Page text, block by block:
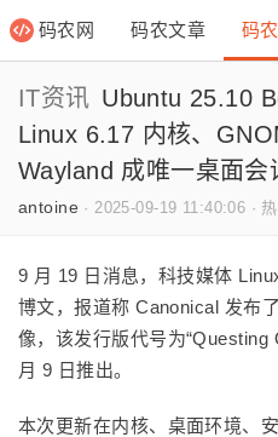
码农网 码农文章 码
IT资讯 Ubuntu 25.10
Linux 6.17 内核、
Wayland 成唯一桌面会
antoine ·2025-09-19 11:40:06 ·
9 月 19 日消息，科技媒体
博文，报道称 Canonical 发布
像，该发行版代号为“Questing
月 9 日推出。
本次更新在内核、桌面环境、